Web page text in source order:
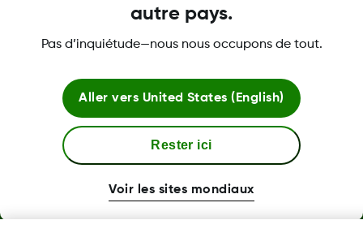
Termes et politiques
Plus d'informations
autre pays.
Pas d’inquiétude—nous nous occupons de tout.
Aller vers United States (English)
Rester ici
Voir les sites mondiaux